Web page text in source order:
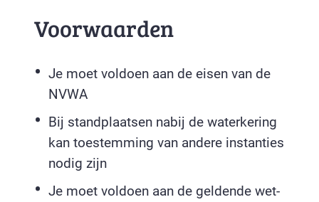
Voorwaarden
Je moet voldoen aan de eisen van de
NVWA
Bij standplaatsen nabij de waterkering
kan toestemming van andere instanties
nodig zijn
Je moet voldoen aan de geldende wet-